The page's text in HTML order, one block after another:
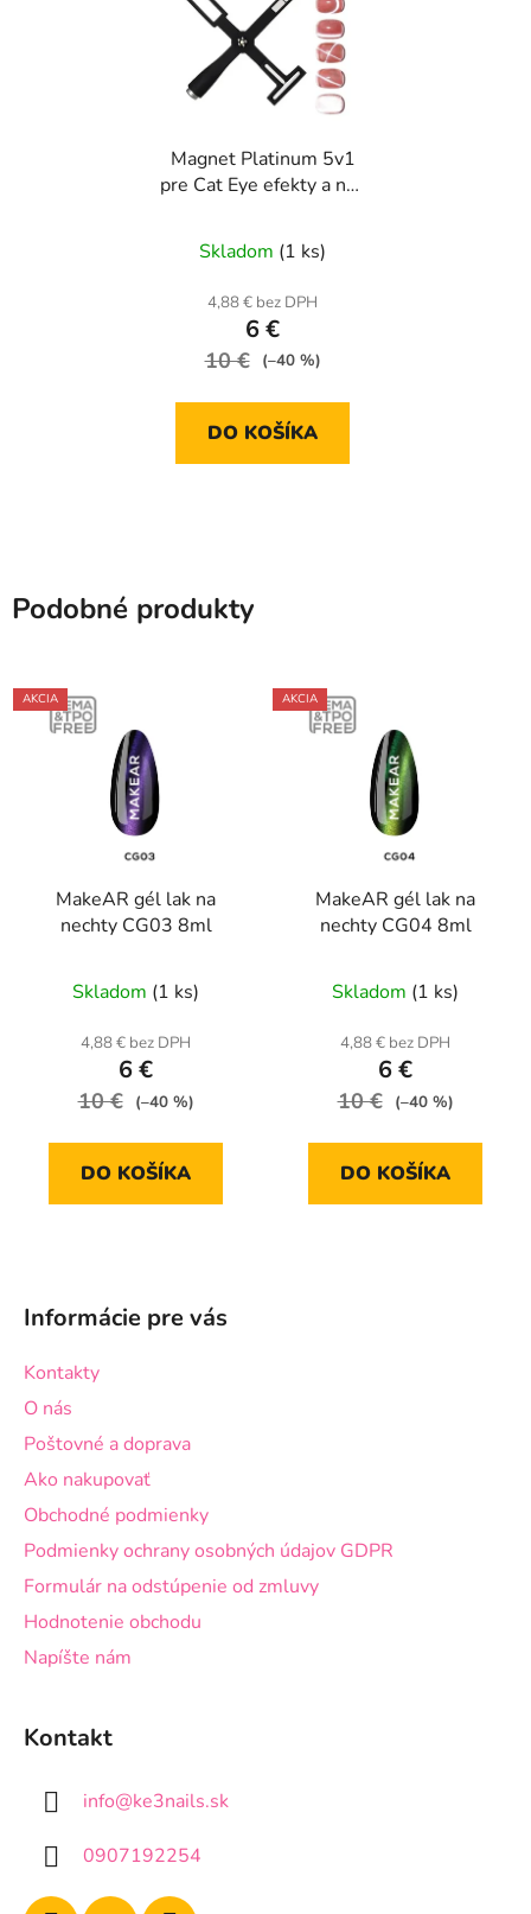
Magnet Platinum 5v1
pre Cat Eye efekty a nail
Skladom (1 ks)
4,88 € bez DPH
6 €
10 € (–40 %)
DO KOŠÍKA
Podobné produkty
AKCIA
MakeAR gél lak na
nechty CG03 8ml
Skladom (1 ks)
4,88 € bez DPH
6 €
10 € (–40 %)
DO KOŠÍKA
AKCIA
MakeAR gél lak na
nechty CG04 8ml
Skladom (1 ks)
4,88 € bez DPH
6 €
10 € (–40 %)
DO KOŠÍKA
Informácie pre vás
Kontakty
O nás
Poštovné a doprava
Ako nakupovať
Obchodné podmienky
Podmienky ochrany osobných údajov GDPR
Formulár na odstúpenie od zmluvy
Hodnotenie obchodu
Napíšte nám
Kontakt
info@ke3nails.sk
0907192254